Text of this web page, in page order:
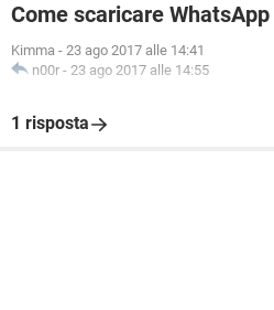
Come scaricare
Kimma - 23 ago 2017 alle 14:41
n00r - 23 ago 2017 alle 14:55
1 risposta